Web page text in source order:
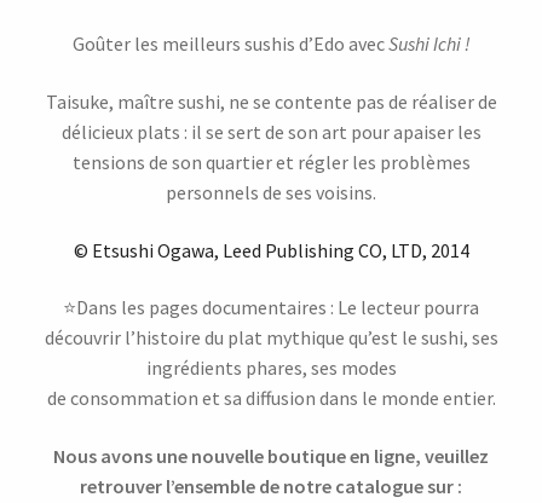
Goûter les meilleurs sushis d’Edo avecSushi Ichi !
Taisuke, maître sushi, ne se contente pas de réaliser de
délicieux plats : il se sert de son art pour apaiser les
tensions de son quartier et régler les problèmes
personnels de ses voisins.
© Etsushi Ogawa, Leed Publishing CO, LTD, 2014
⭐Dans les pages documentaires : Le lecteur pourra
découvrir l’histoire du plat mythique qu’est le sushi, ses
ingrédients phares, ses modes
de consommation et sa diffusion dans le monde entier.
Nous avons une nouvelle boutique en ligne, veuillez
retrouver l’ensemble de notre catalogue sur :